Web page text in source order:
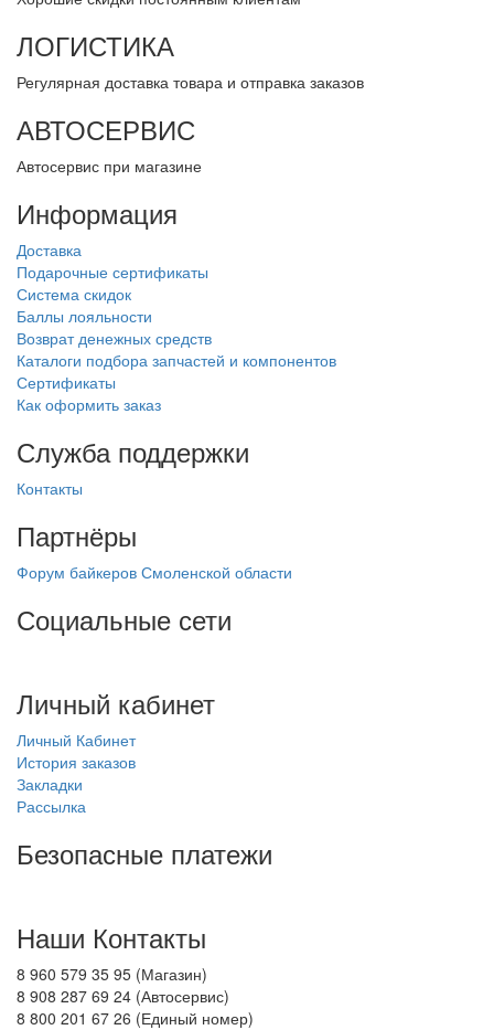
ЛОГИСТИКА
Регулярная доставка товара и отправка заказов
АВТОСЕРВИС
Автосервис при магазине
Информация
Доставка
Подарочные сертификаты
Система скидок
Баллы лояльности
Возврат денежных средств
Каталоги подбора запчастей и компонентов
Сертификаты
Как оформить заказ
Служба поддержки
Контакты
Партнёры
Форум байкеров Смоленской области
Социальные сети
Личный кабинет
Личный Кабинет
История заказов
Закладки
Рассылка
Безопасные платежи
Наши Контакты
8 960 579 35 95 (Магазин)
8 908 287 69 24 (Автосервис)
8 800 201 67 26 (Единый номер)